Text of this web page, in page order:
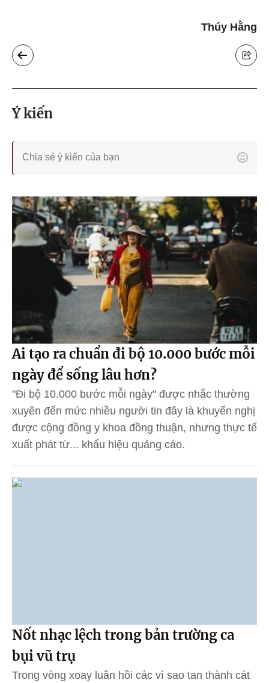
Thúy Hằng
Ý kiến
Ai tạo ra chuẩn đi bộ 10.000 bước mỗi
ngày để sống lâu hơn?
"Đi bộ 10.000 bước mỗi ngày" được nhắc thường
xuyên đến mức nhiều người tin đây là khuyến nghị
được cộng đồng y khoa đồng thuận, nhưng thực tế
xuất phát từ... khẩu hiệu quảng cáo.
Nốt nhạc lệch trong bản trường ca
bụi vũ trụ
Trong vòng xoay luân hồi các vì sao tan thành cát